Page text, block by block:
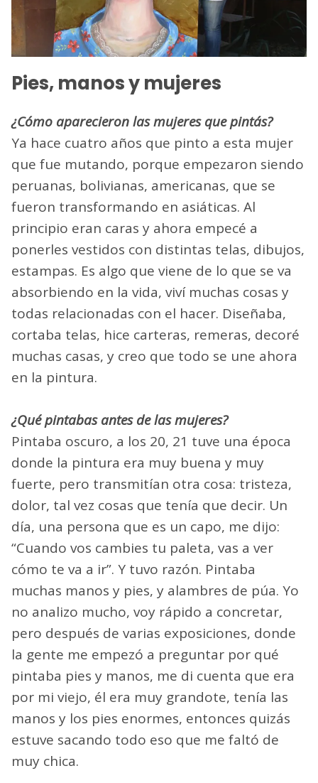
Pies, manos y mujeres
¿Cómo aparecieron las mujeres que pintás?
Ya hace cuatro años que pinto a esta mujer
que fue mutando, porque empezaron siendo
peruanas, bolivianas, americanas, que se
fueron transformando en asiáticas. Al
principio eran caras y ahora empecé a
ponerles vestidos con distintas telas, dibujos,
estampas. Es algo que viene de lo que se va
absorbiendo en la vida, viví muchas cosas y
todas relacionadas con el hacer. Diseñaba,
cortaba telas, hice carteras, remeras, decoré
muchas casas, y creo que todo se une ahora
en la pintura.
¿Qué pintabas antes de las mujeres?
Pintaba oscuro, a los 20, 21 tuve una época
donde la pintura era muy buena y muy
fuerte, pero transmitían otra cosa: tristeza,
dolor, tal vez cosas que tenía que decir. Un
día, una persona que es un capo, me dijo:
“Cuando vos cambies tu paleta, vas a ver
cómo te va a ir”. Y tuvo razón. Pintaba
muchas manos y pies, y alambres de púa. Yo
no analizo mucho, voy rápido a concretar,
pero después de varias exposiciones, donde
la gente me empezó a preguntar por qué
pintaba pies y manos, me di cuenta que era
por mi viejo, él era muy grandote, tenía las
manos y los pies enormes, entonces quizás
estuve sacando todo eso que me faltó de
muy chica.